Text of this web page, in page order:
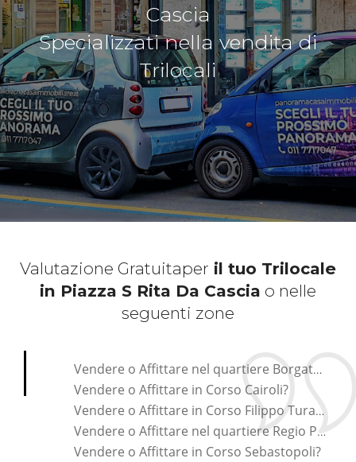
Cascia
Specializzati nella vendita di
Trilocali
Valutazione Gratuitaper il tuo Trilocale
in Piazza S Rita Da Cascia o nelle
seguenti zone
Vendere o Affittare nel quartiere Borgata Vittoria?
Vendere o Affittare in Corso Cairoli?
Vendere o Affittare in Corso Filippo Turati?
Vendere o Affittare nel quartiere Regio Parco?
Vendere o Affittare in Corso Sebastopoli?